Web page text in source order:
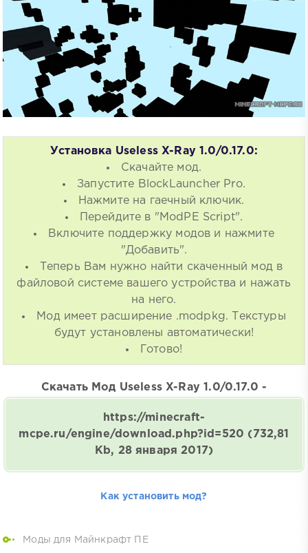
Установка Useless X-Ray 1.0/0.17.0:
Скачайте мод.
Запустите BlockLauncher Pro.
Нажмите на гаечный ключик.
Перейдите в "ModPE Script".
Включите поддержку модов и нажмите
"Добавить".
Теперь Вам нужно найти скаченный мод в
файловой системе вашего устройства и нажать
на него.
Мод имеет расширение .modpkg. Текстуры
будут установлены автоматически!
Готово!
Скачать Мод Useless X-Ray 1.0/0.17.0 -
https://minecraft-
mcpe.ru/engine/download.php?id=520 (732,81
Kb, 28 января 2017)
Как установить мод?
Моды для Майнкрафт ПЕ